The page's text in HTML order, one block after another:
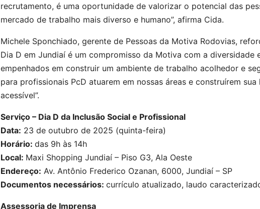
recrutamento, é uma oportunidade de valorizar o potencial das
mercado de trabalho mais diverso e humano”, afirma Cida.
Michele Sponchiado, gerente de Pessoas da Motiva Rodovias,
Dia D em Jundiaí é um compromisso da Motiva com a diversidade
empenhados em construir um ambiente de trabalho acolhedor e
para profissionais PcD atuarem em nossas áreas e construírem
acessível”.
Serviço – Dia D da Inclusão Social e Profissional
Data: 23 de outubro de 2025 (quinta-feira)
Horário: das 9h às 14h
Local: Maxi Shopping Jundiaí – Piso G3, Ala Oeste
Endereço: Av. Antônio Frederico Ozanan, 6000, Jundiaí – SP
Documentos necessários: currículo atualizado, laudo
Assessoria de Imprensa